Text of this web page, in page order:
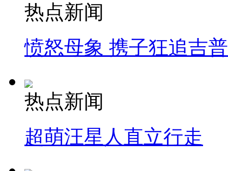
热点新闻
愤怒母象 携子狂追吉
热点新闻
超萌汪星人直立行走